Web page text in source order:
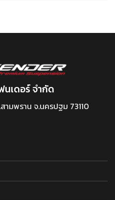
นเดอร์ จำกัด
มพราน จ.นครปฐม 73110